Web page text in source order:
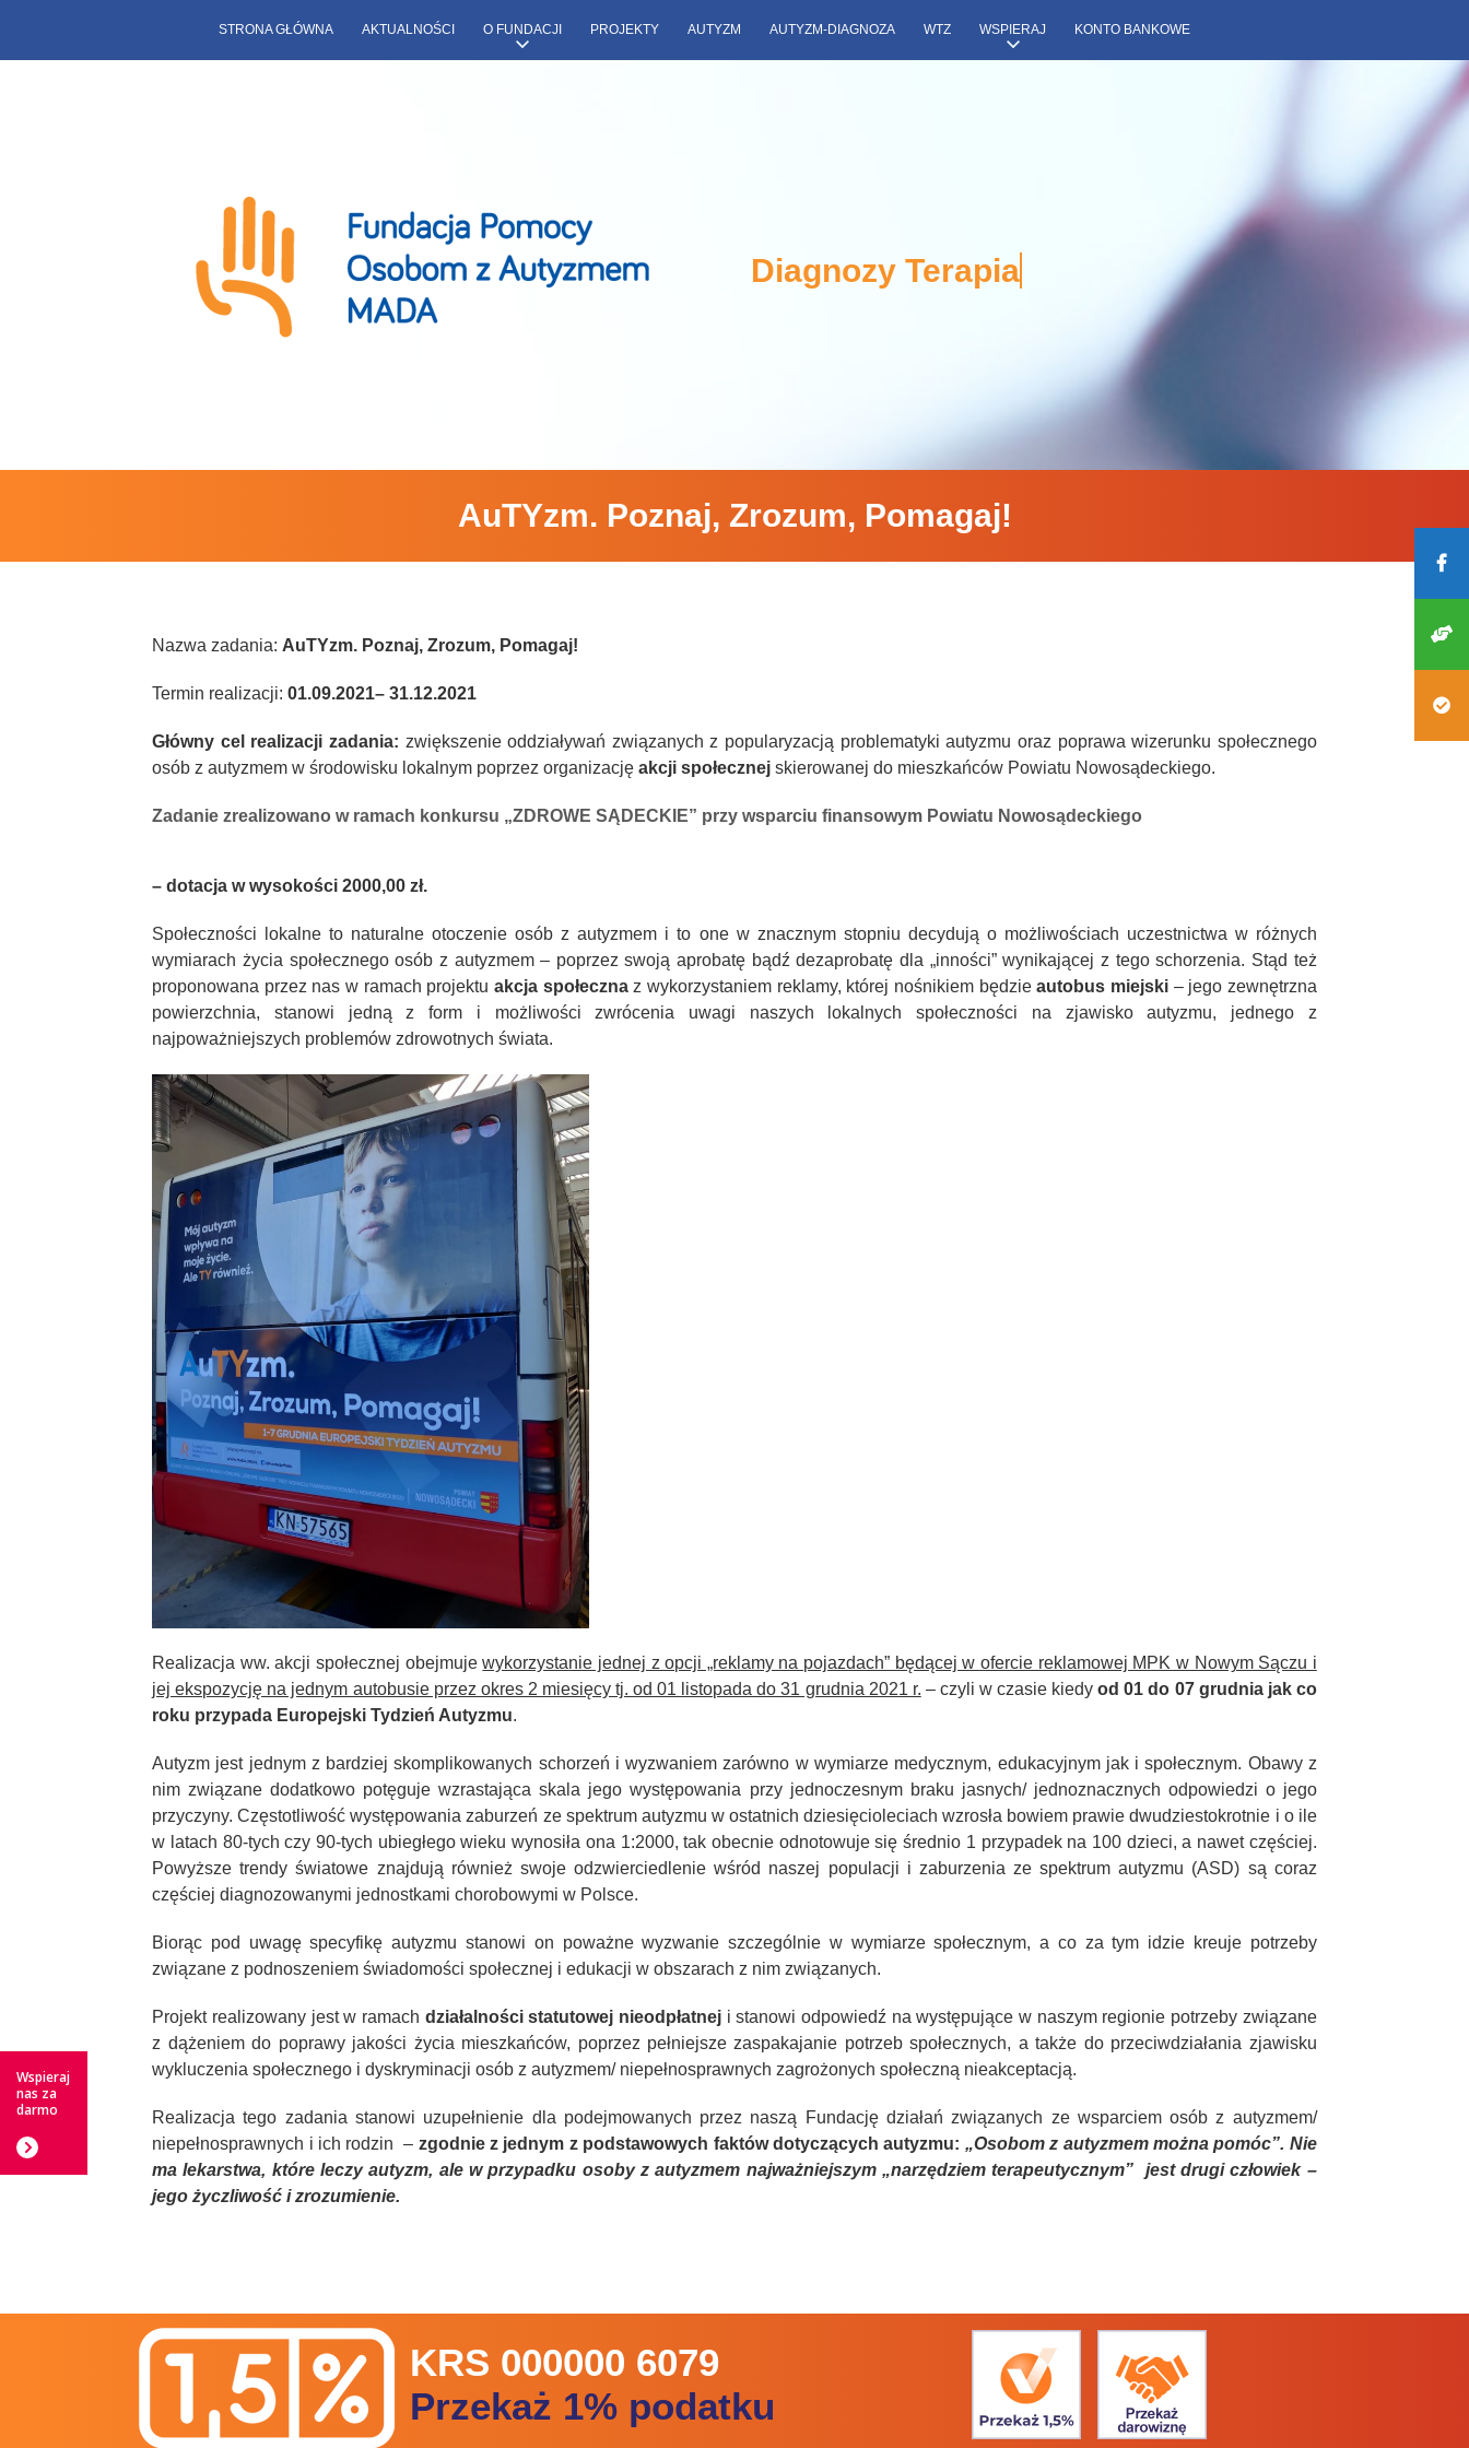
STRONA GŁÓWNA AKTUALNOŚCI O FUNDACJI PROJEKTY AUTYZM AUTYZM-DIAGNOZA WTZ WSPIERAJ KONTO BANKOWE
Diagnozy Terapia Porady Wsparci
AuTYzm. Poznaj, Zrozum, Pomagaj!
Nazwa zadania: AuTYzm. Poznaj, Zrozum, Pomagaj!
Termin realizacji:01.09.2021– 31.12.2021
Główny cel realizacji zadania: zwiększenie oddziaływań związanych z popularyzacją problematyki autyzmu oraz poprawa wizerunku społecznego
osób z autyzmem w środowisku lokalnym poprzez organizacjęakcji społecznej skierowanej do mieszkańców Powiatu Nowosądeckiego.
Zadanie zrealizowano w ramach konkursu „ZDROWE SĄDECKIE” przy wsparciu finansowym Powiatu Nowosądeckiego
– dotacja w wysokości 2000,00 zł.
Społeczności lokalne to naturalne otoczenie osób z autyzmem i to one w znacznym stopniu decydują o możliwościach uczestnictwa w różnych
wymiarach życia społecznego osób z autyzmem – poprzez swoją aprobatę bądź dezaprobatę dla „inności” wynikającej z tego schorzenia. Stąd też
proponowana przez nas w ramach projektuakcja społeczna z wykorzystaniem reklamy, której nośnikiem będzieautobus miejski– jego zewnętrzna
powierzchnia, stanowi jedną z form i możliwości zwrócenia uwagi naszych lokalnych społeczności na zjawisko autyzmu, jednego z
najpoważniejszych problemów zdrowotnych świata.
Realizacja ww. akcji społecznej obejmujewykorzystanie jednej z opcji „reklamy na pojazdach” będącej w ofercie reklamowej MPK w Nowym Sączu i
jej ekspozycję na jednym autobusie przez okres 2 miesięcy tj. od 01 listopada do 31 grudnia 2021 r. – czyli w czasie kiedyod 01 do 07 grudnia jak co
roku przypada Europejski Tydzień Autyzmu.
Autyzm jest jednym z bardziej skomplikowanych schorzeń i wyzwaniem zarówno w wymiarze medycznym, edukacyjnym jak i społecznym. Obawy z
nim związane dodatkowo potęguje wzrastająca skala jego występowania przy jednoczesnym braku jasnych/ jednoznacznych odpowiedzi o jego
przyczyny. Częstotliwość występowania zaburzeń ze spektrum autyzmu w ostatnich dziesięcioleciach wzrosła bowiem prawie dwudziestokrotnie i o ile
w latach 80-tych czy 90-tych ubiegłego wieku wynosiła ona 1:2000, tak obecnie odnotowuje się średnio 1 przypadek na 100 dzieci, a nawet częściej.
Powyższe trendy światowe znajdują również swoje odzwierciedlenie wśród naszej populacji i zaburzenia ze spektrum autyzmu (ASD) są coraz
częściej diagnozowanymi jednostkami chorobowymi w Polsce.
Biorąc pod uwagę specyfikę autyzmu stanowi on poważne wyzwanie szczególnie w wymiarze społecznym, a co za tym idzie kreuje potrzeby
związane z podnoszeniem świadomości społecznej i edukacji w obszarach z nim związanych.
Projekt realizowany jest w ramach działalności statutowej nieodpłatneji stanowi odpowiedź na występujące w naszym regionie potrzeby związane
z dążeniem do poprawy jakości życia mieszkańców, poprzez pełniejsze zaspakajanie potrzeb społecznych, a także do przeciwdziałania zjawisku
wykluczenia społecznego i dyskryminacji osób z autyzmem/ niepełnosprawnych zagrożonych społeczną nieakceptacją.
Realizacja tego zadania stanowi uzupełnienie dla podejmowanych przez naszą Fundację działań związanych ze wsparciem osób z autyzmem/
niepełnosprawnych i ich rodzin – zgodnie z jednym z podstawowych faktów dotyczących autyzmu: „Osobom z autyzmem można pomóc”. Nie
ma lekarstwa, które leczy autyzm, ale w przypadku osoby z autyzmem najważniejszym „narzędziem terapeutycznym” jest drugi człowiek –
jego życzliwość i zrozumienie.
KRS 000000 6079
Przekaż 1% podatku
Wspieraj
nas za
darmo